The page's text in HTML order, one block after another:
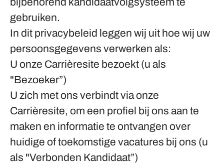
gebruiken.
In dit privacybeleid leggen wij uit hoe wij uw
persoonsgegevens verwerken als:
U onze Carrièresite bezoekt (u als
"Bezoeker”)
U zich met ons verbindt via onze
Carrièresite, om een profiel bij ons aan te
maken en informatie te ontvangen over
huidige of toekomstige vacatures bij ons (u
als "Verbonden Kandidaat”)